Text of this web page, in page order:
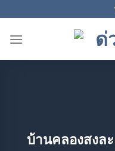
ไป
บ้านคลองสงล